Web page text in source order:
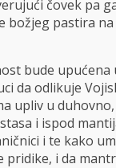
čovek pa
božjeg pastira
bude
da odlikuje
upliv u
i ispod
i te kako
pridike, i da